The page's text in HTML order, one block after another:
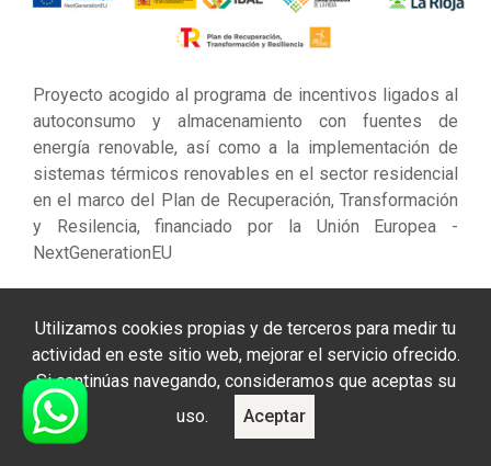
Proyecto acogido al programa de incentivos ligados al
autoconsumo y almacenamiento con fuentes de
energía renovable, así como a la implementación de
sistemas térmicos renovables en el sector residencial
en el marco del Plan de Recuperación, Transformación
y Resilencia, financiado por la Unión Europea -
NextGenerationEU
Sobre Nosotros
Exclusivas Lomar: Distribución Oficial en La Rioja de
Utilizamos cookies propias y de terceros para medir tu
actividad en este sitio web, mejorar el servicio ofrecido.
Si continúas navegando, consideramos que aceptas su
uso.
Aceptar